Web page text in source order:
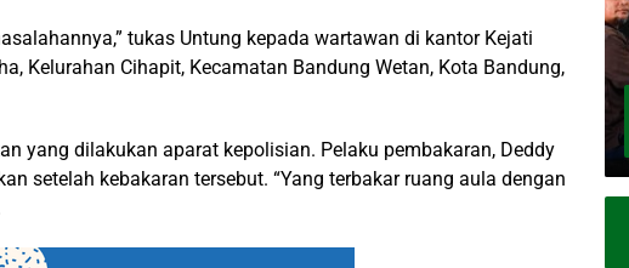
tukas Untung kepada wartawan di kantor Kejati
Kelurahan Cihapit, Kecamatan Bandung Wetan, Kota Bandung,
yang dilakukan aparat kepolisian. Pelaku pembakaran, Deddy
setelah kebakaran tersebut. “Yang terbakar ruang aula dengan